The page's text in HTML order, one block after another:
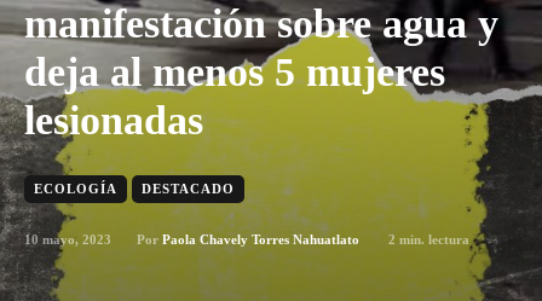
manifestación sobre agua y
deja al menos 5 mujeres
lesionadas
ECOLOGÍA DESTACADO
10 mayo, 2023 Por Paola Chavely Torres Nahuatlato 2 min. lectura